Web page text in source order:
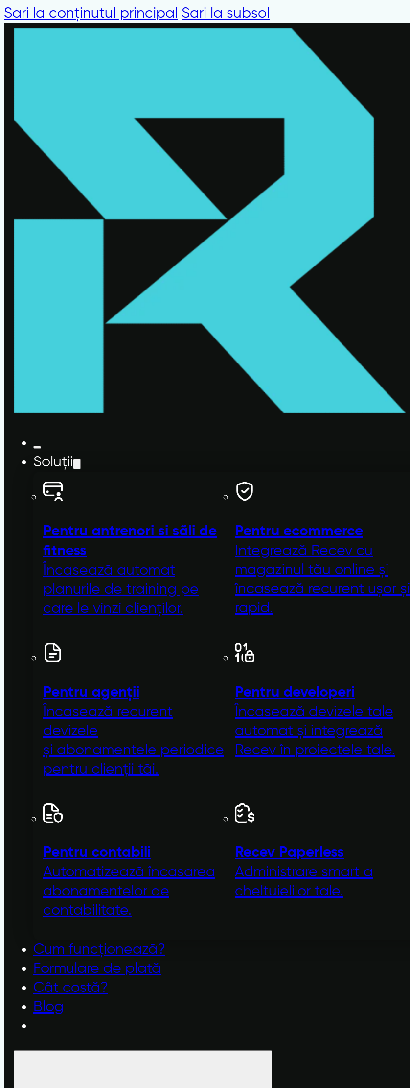
Sari la conținutul principal Sari la subsol
Soluții
Pentru antrenori si sãli de
fitness
Încasează automat
planurile de training pe
care le vinzi clienților.
Pentru ecommerce
Integrează Recev cu
magazinul tău online și
încasează recurent ușor și
rapid.
Pentru agenții
Încasează recurent
devizele
și abonamentele periodice
pentru clienții tăi.
Pentru developeri
Încasează devizele tale
automat și integrează
Recev în proiectele tale.
Pentru contabili
Automatizează încasarea
abonamentelor de
contabilitate.
Recev Paperless
Administrare smart a
cheltuielilor tale.
Cum funcționează?
Formulare de plată
Cât costă?
Blog